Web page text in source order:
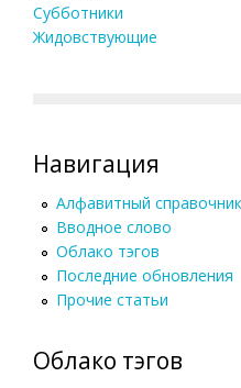
Субботники
Жидовствующие
Навигация
Алфавитный справочник
Вводное слово
Облако тэгов
Последние обновления
Прочие статьи
Облако тэгов